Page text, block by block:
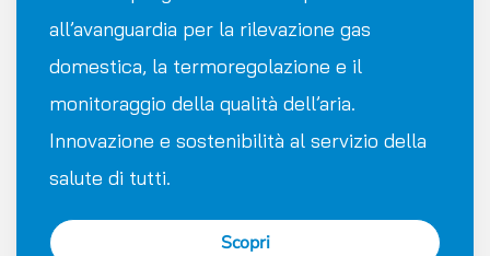
all’avanguardia per la rilevazione gas
domestica, la termoregolazione e il
monitoraggio della qualità dell’aria.
Innovazione e sostenibilità al servizio della
salute di tutti.
Scopri